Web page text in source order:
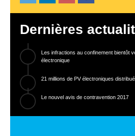
Dernières
Les infractions au confinement bientôt
électronique
21 millions de PV électroniques
Le nouvel avis de contravention 2017